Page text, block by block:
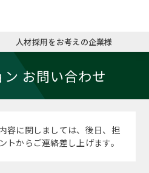
ミッシ
コンサ
お申し
キャリ
キャリ
MBAの
MBA留
日本か
英文レ
パワー
人材採用をお考えの企業様
お問い合わせ
容に関しましては、後日、担
トからご連絡差し上げます。